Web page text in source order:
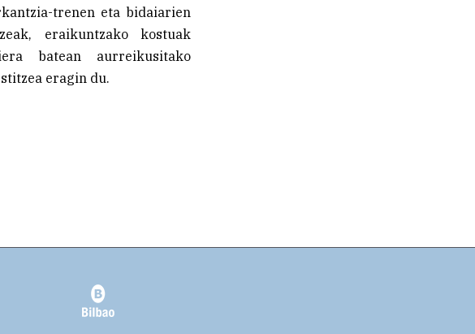
trenen eta bidaiarien
eraikuntzako kostuak
batean aurreikusitako
eragin du.